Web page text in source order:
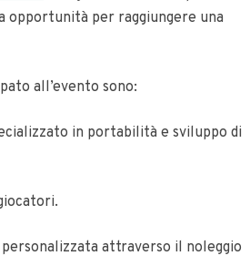
opportunità per raggiungere una
all’evento sono:
in portabilità e sviluppo di
personalizzata attraverso il noleggio